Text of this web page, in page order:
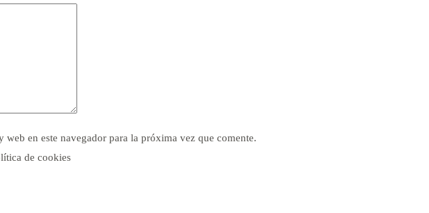
en este navegador para la próxima vez que comente.
de cookies